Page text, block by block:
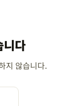
니다
지 않습니다.